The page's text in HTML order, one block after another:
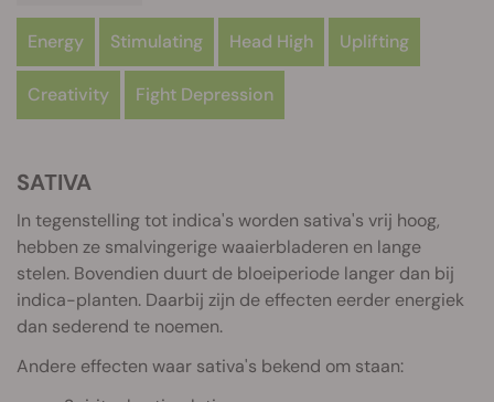
Energy Stimulating Head High Uplifting
Creativity Fight Depression
SATIVA
In tegenstelling tot indica's worden sativa's vrij hoog,
hebben ze smalvingerige waaierbladeren en lange
stelen. Bovendien duurt de bloeiperiode langer dan bij
indica-planten. Daarbij zijn de effecten eerder energiek
dan sederend te noemen.
Andere effecten waar sativa's bekend om staan: